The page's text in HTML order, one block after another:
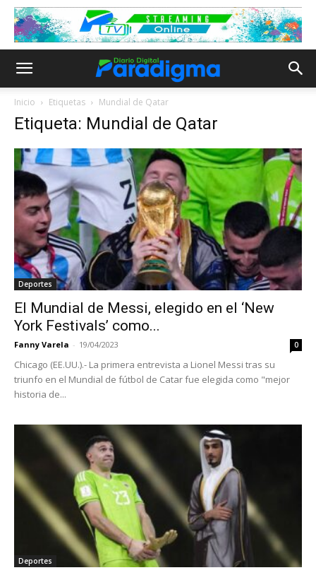
Inicio Etiquetas Mundial de Qatar
Etiqueta: Mundial de Qatar
Deportes
El Mundial de Messi, elegido en el ‘New
York Festivals’ como...
Fanny Varela - 19/04/2023 0
Chicago (EE.UU.).- La primera entrevista a Lionel Messi tras su
triunfo en el Mundial de fútbol de Catar fue elegida como "mejor
historia de...
Deportes